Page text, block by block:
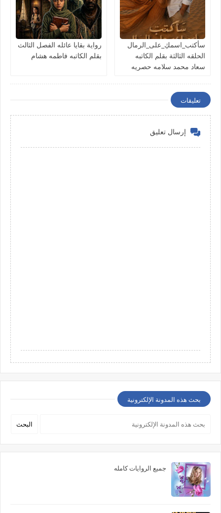
سأكتب_اسمكِ_على_الرمال
الحلقه الثالثة بقلم الكاتبه
سعاد محمد سلامه حصريه
رواية بقايا عائله الفصل الثالث
بقلم الكاتبه فاطمه هشام
تعليقات
إرسال تعليق
بحث هذه المدونة الإلكترونية
جميع الروايات كامله